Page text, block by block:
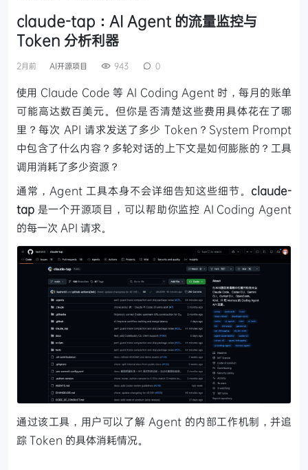
claude-tap：AI Agent 的流量监控与
Token 分析利器
2月前 AI开源项目 943 0
使用 Claude Code 等 AI Coding Agent 时，每月的账单
可能高达数百美元。但你是否清楚这些费用具体花在了哪
里？每次 API 请求发送了多少 Token？System Prompt
中包含了什么内容？多轮对话的上下文是如何膨胀的？工具
调用消耗了多少资源？
通常，Agent 工具本身不会详细告知这些细节。 claude-
tap 是一个开源项目，可以帮助你监控 AI Coding Agent
的每一次 API 请求。
通过该工具，用户可以了解 Agent 的内部工作机制，并追
踪 Token 的具体消耗情况。